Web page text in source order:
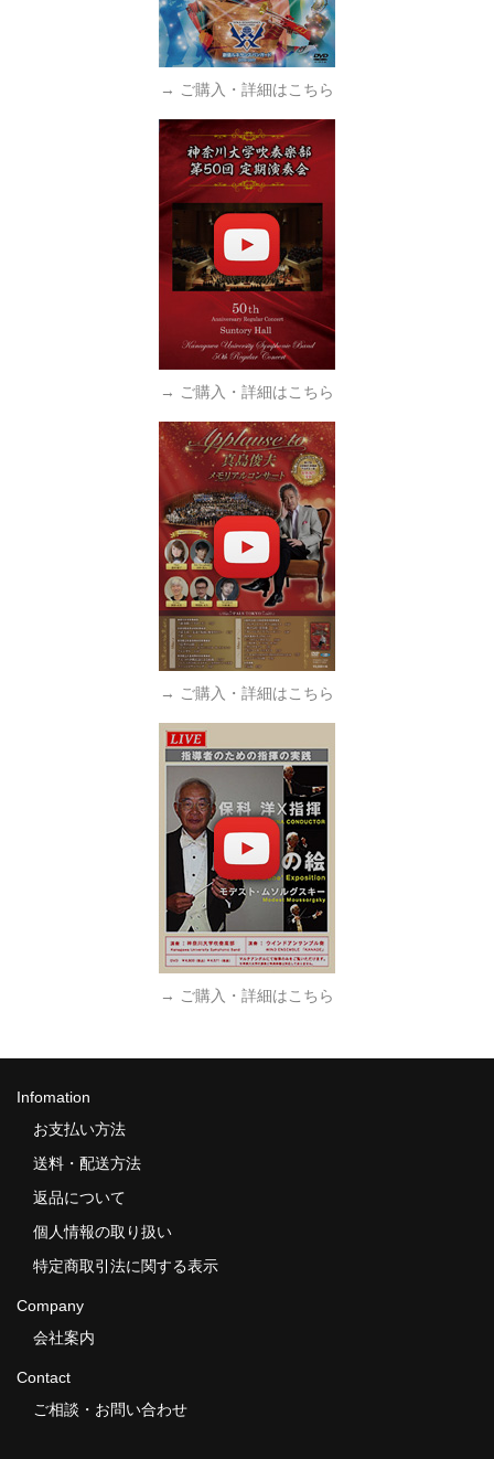
→ ご購入・詳細はこちら
→ ご購入・詳細はこちら
→ ご購入・詳細はこちら
→ ご購入・詳細はこちら
Infomation
お支払い方法
送料・配送方法
返品について
個人情報の取り扱い
特定商取引法に関する表示
Company
会社案内
Contact
ご相談・お問い合わせ